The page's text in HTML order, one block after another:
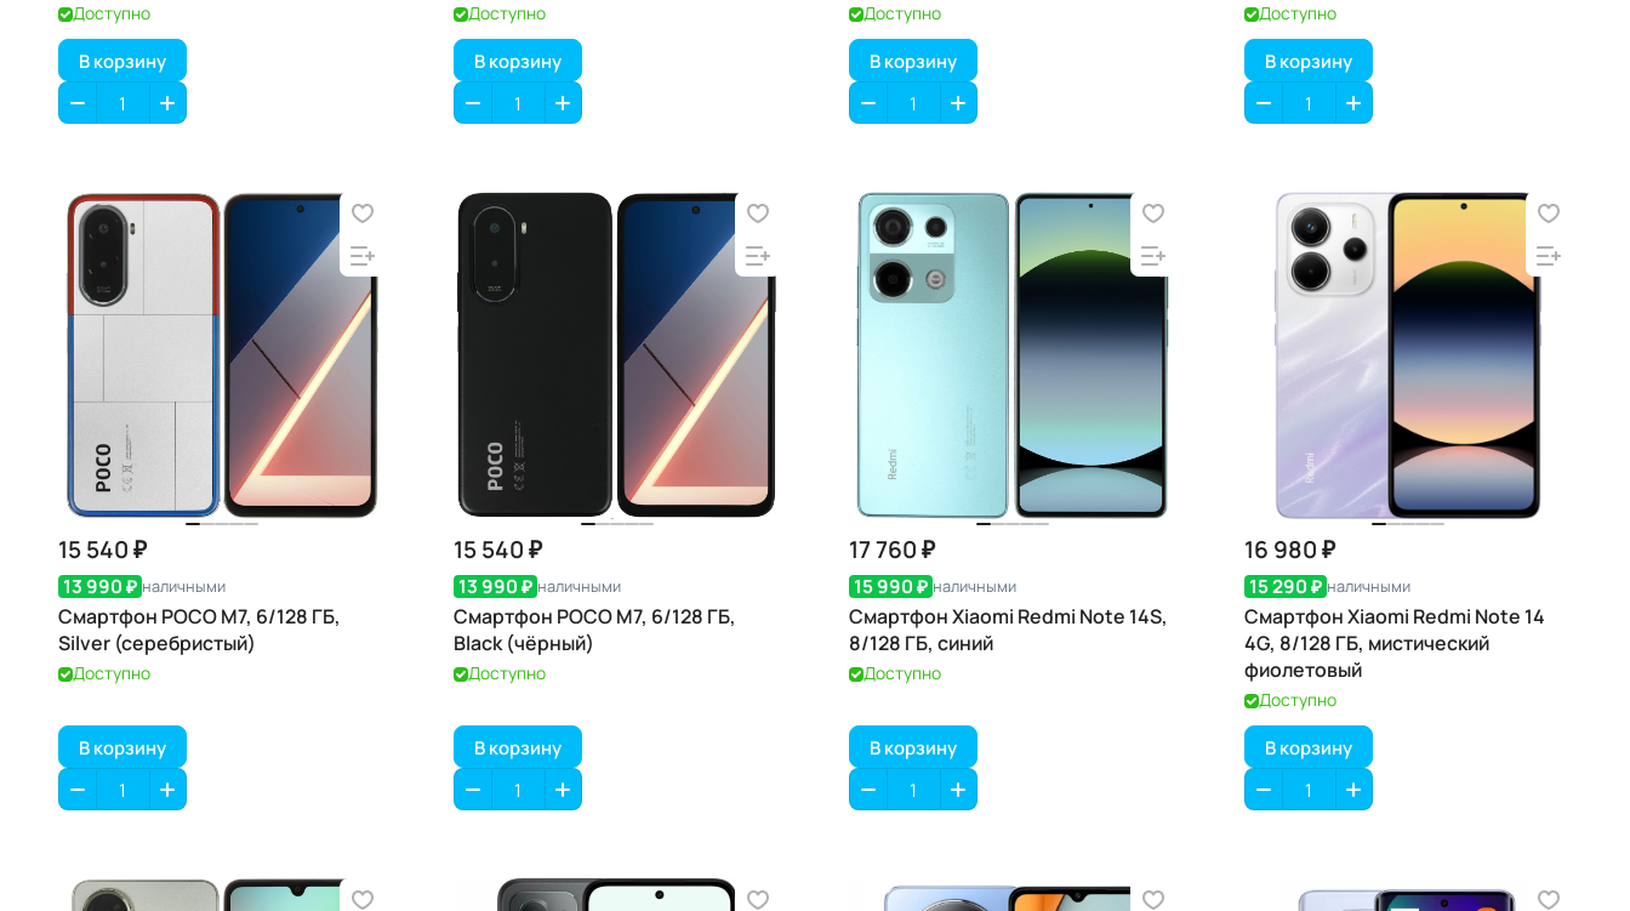
Доступно
В корзину
Доступно
В корзину
Доступно
В корзину
Доступно
В корзину
15 540 ₽
13 990 ₽ наличными
Смартфон POCO M7, 6/128 ГБ,
Silver (серебристый)
Доступно
В корзину
15 540 ₽
13 990 ₽ наличными
Смартфон POCO M7, 6/128 ГБ,
Black (чёрный)
Доступно
В корзину
17 760 ₽
15 990 ₽ наличными
Смартфон Xiaomi Redmi Note 14S,
8/128 ГБ, синий
Доступно
В корзину
16 980 ₽
15 290 ₽ наличными
Смартфон Xiaomi Redmi Note 14
4G, 8/128 ГБ, мистический
фиолетовый
Доступно
В корзину